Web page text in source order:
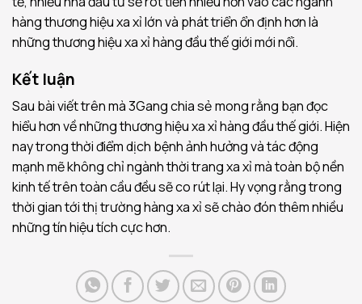
hàng thương hiệu xa xỉ lớn và phát triển ổn định hơn là
những thương hiệu xa xỉ hàng đầu thế giới mới nổi.
Kết luận
Sau bài viết trên mà 3Gang chia sẻ mong rằng bạn đọc
hiểu hơn về những thương hiệu xa xỉ hàng đầu thế giới. Hiện
nay trong thời điểm dịch bệnh ảnh hưởng và tác động
mạnh mẽ không chỉ ngành thời trang xa xỉ mà toàn bộ nền
kinh tế trên toàn cầu đều sẽ co rút lại. Hy vọng rằng trong
thời gian tới thị trường hàng xa xỉ sẽ chào đón thêm nhiều
những tín hiệu tích cực hơn.